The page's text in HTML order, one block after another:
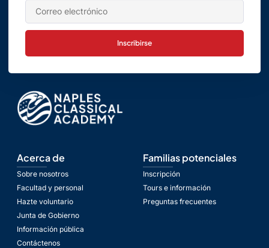
Inscribirse
Acerca de
Sobre nosotros
Facultad y personal
Hazte voluntario
Junta de Gobierno
Información pública
Contáctenos
Familias potenciales
Inscripción
Tours e información
Preguntas frecuentes